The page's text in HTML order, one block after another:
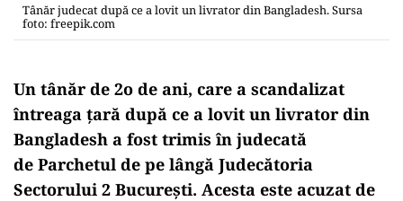
Tânăr judecat după ce a lovit un livrator din Bangladesh. Sursa
foto: freepik.com
Un tânăr de 2o de ani, care a scandalizat
întreaga ţară după ce a lovit un livrator din
Bangladesh a fost trimis în judecată
de Parchetul de pe lângă Judecătoria
Sectorului 2 București. Acesta este acuzat de